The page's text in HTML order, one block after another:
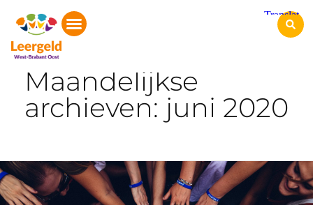
Start
Maandelijkse
archieven: juni 2020